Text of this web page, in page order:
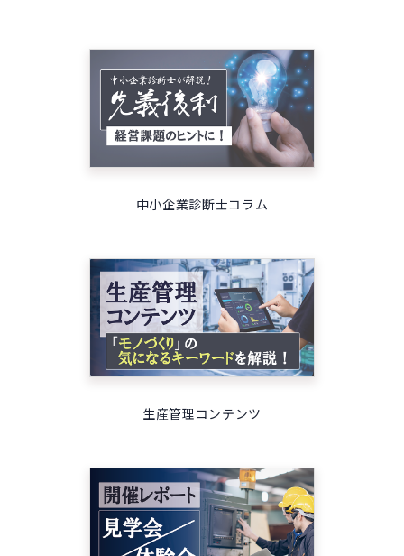
中小企業診断士コラム
生産管理コンテンツ